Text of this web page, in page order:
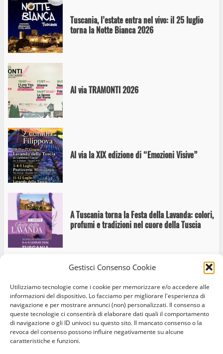
Gestisci Consenso Cookie
Utilizziamo tecnologie come i cookie per memorizzare e/o accedere alle
informazioni del dispositivo. Lo facciamo per migliorare l'esperienza di
navigazione e per mostrare annunci (non) personalizzati. Il consenso a
queste tecnologie ci consentirà di elaborare dati quali il comportamento
di navigazione o gli ID univoci su questo sito. Il mancato consenso o la
revoca del consenso possono influire negativamente su alcune
caratteristiche e funzioni.
Tuscania, l’estate entra nel vivo: il 25 luglio
torna la Notte Bianca 2026
Al via TRAMONTI 2026
Al via la XIX edizione di “Emozioni Visive”
A Tuscania torna la Festa della Lavanda: colori,
profumi e tradizioni nel cuore della Tuscia
“La caduta di Troia”